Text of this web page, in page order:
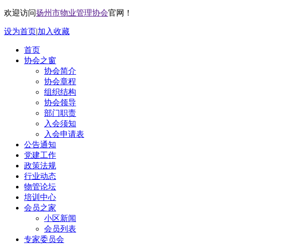
欢迎访问扬州市物业管理协会官网！
设为首页|加入收藏
首页
协会之窗
协会简介
协会章程
组织结构
协会领导
部门职责
入会须知
入会申请表
公告通知
党建工作
政策法规
行业动态
物管论坛
培训中心
会员之家
小区新闻
会员列表
专家委员会